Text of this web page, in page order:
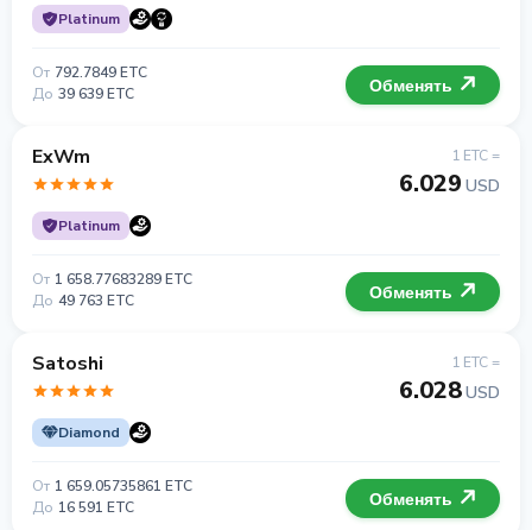
Platinum
От 792.7849 ETC
До 39 639 ETC Обменять
ExWm
Platinum
1 ETC =
6.029 USD
От 1 658.77683289 ETC
До 49 763 ETC Обменять
Satoshi
Diamond
1 ETC =
6.028USD
От 1 659.05735861 ETC
До 16 591 ETC Обменять